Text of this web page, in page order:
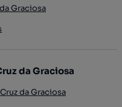
Graciosa
da Graciosa
da Graciosa